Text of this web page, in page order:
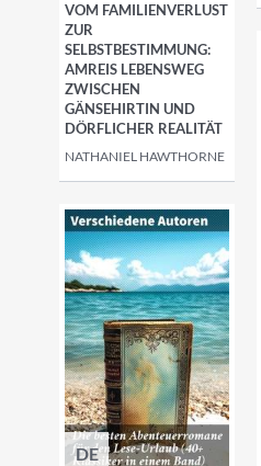
VOM FAMILIENVERLUST
ZUR
SELBSTBESTIMMUNG:
AMREIS LEBENSWEG
ZWISCHEN
GÄNSEHIRTIN UND
DÖRFLICHER REALITÄT
NATHANIEL HAWTHORNE
DE